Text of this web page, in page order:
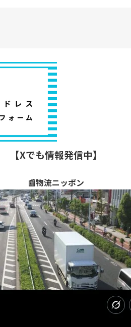
【Xでも情報発信中】
📰物流ニッポン